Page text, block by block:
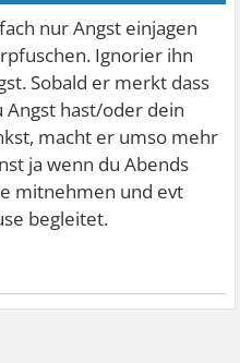
nur Angst einjagen
Ignorier ihn
Sobald er merkt dass
hast/oder dein
macht er umso mehr
ja wenn du Abends
mitnehmen und evt
begleitet.